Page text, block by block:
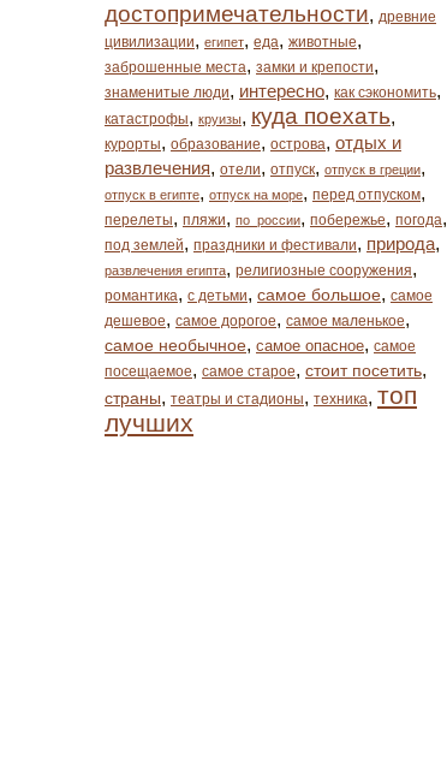
достопримечательности, древние
цивилизации, египет, еда, животные,
заброшенные места, замки и крепости,
знаменитые люди, интересно, как сэкономить,
катастрофы, круизы, куда поехать,
курорты, образование, острова, отдых и
развлечения, отели, отпуск, отпуск в греции,
отпуск в египте, отпуск на море, перед отпуском,
перелеты, пляжи, по_россии, побережье, погода,
под землей, праздники и фестивали, природа,
развлечения египта, религиозные сооружения,
романтика, с детьми, самое большое, самое
дешевое, самое дорогое, самое маленькое,
самое необычное, самое опасное, самое
посещаемое, самое старое, стоит посетить,
страны, театры и стадионы, техника, топ
лучших